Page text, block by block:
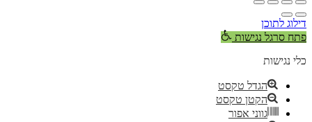
דילוג לתוכן
פתח סרגל נגישות
כלי נגישות
הגדל טקסט
הקטן טקסט
גווני אפור